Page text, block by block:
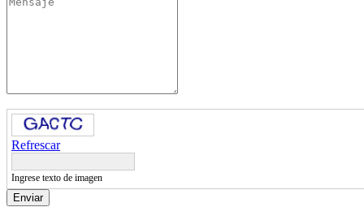
Refrescar
Ingrese texto de imagen